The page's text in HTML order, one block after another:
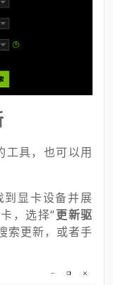
具，也可以用
到显卡设备并展
，选择“更新驱
索更新，或者手